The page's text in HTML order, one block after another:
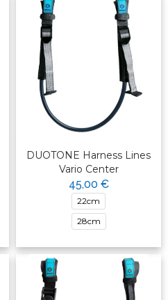
DUOTONE Harness Lines
Vario Center
45,00 €
22cm
28cm